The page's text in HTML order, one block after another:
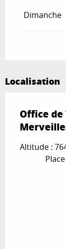
Dimanche
Localisation
Office
Altitude :